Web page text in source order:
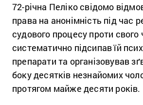
72-річна Пеліко свідомо
права на анонімність під час
судового процесу проти свого
систематично підсипав їй
препарати та організовував
боку десятків незнайомих
протягом майже десяти років.